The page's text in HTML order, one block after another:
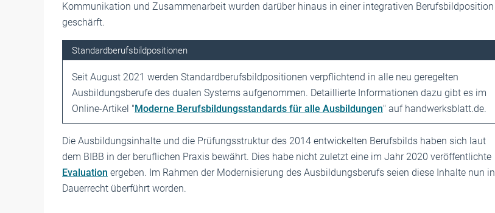
Kommunikation und Zusammenarbeit wurden darüber hinaus in einer integrativen Berufsbildposition
geschärft.
Standardberufsbildpositionen
Seit August 2021 werden Standardberufsbildpositionen verpflichtend in alle neu geregelten
Ausbildungsberufe des dualen Systems aufgenommen. Detaillierte Informationen dazu gibt es im
Online-Artikel "Moderne Berufsbildungsstandards für alle Ausbildungen" auf handwerksblatt.de.
Die Ausbildungsinhalte und die Prüfungsstruktur des 2014 entwickelten Berufsbilds haben sich laut
dem BIBB in der beruflichen Praxis bewährt. Dies habe nicht zuletzt eine im Jahr 2020 veröffentlichte
Evaluation ergeben. Im Rahmen der Modernisierung des Ausbildungsberufs seien diese Inhalte nun in
Dauerrecht überführt worden.